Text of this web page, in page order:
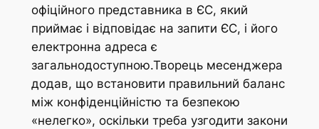
офіційного представника в ЄС, який
приймає і відповідає на запити ЄС, і його
електронна адреса є
загальнодоступною.Творець месенджера
додав, що встановити правильний баланс
між конфіденційністю та безпекою
«нелегко», оскільки треба узгодити закони